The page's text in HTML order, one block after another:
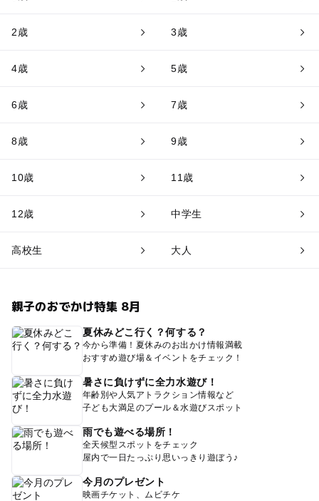
2歳 3歳
4歳 5歳
6歳 7歳
8歳 9歳
10歳 11歳
12歳 中学生
高校生 大人
親子のおでかけ特集 8月
夏休みどこ行く？何する？
今から準備！夏休みのお出かけ情報満載
おすすめ遊び場＆イベントをチェック！
暑さに負けずに全力水遊び！
年齢別や人気アトラクション情報など
子ども大満足のプール＆水遊びスポット
雨でも遊べる場所！
全天候型スポットをチェック
屋内で一日たっぷり思いっきり遊ぼう♪
今月のプレゼント
映画チケット、ムビチケ